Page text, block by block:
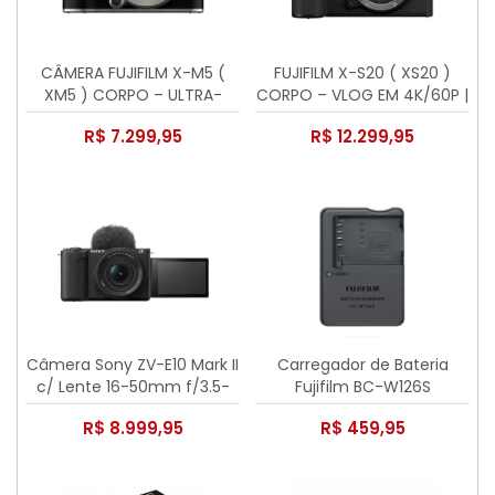
CÂMERA FUJIFILM X-M5 (
XM5 ) CORPO – ULTRA-
COMPACTA PARA
CRIADORES DE CONTEÚDO
R$ 7.299,95
FUJIFILM X-S20 ( XS20 )
CORPO – VLOG EM 4K/60P |
BATERIA DE LONGA
DURAÇÃO | VÍDEO 6.2K
R$ 12.299,95
Câmera Sony ZV-E10 Mark II
c/ Lente 16-50mm f/3.5-
5.6 OSS II
R$ 8.999,95
Carregador de Bateria
Fujifilm BC-W126S
R$ 459,95